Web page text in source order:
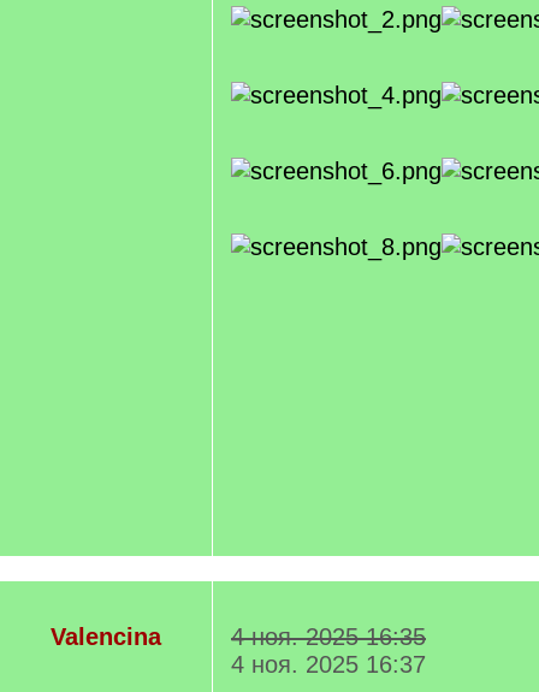
Valencina
4 ноя. 2025 16:35
4 ноя. 2025 16:37